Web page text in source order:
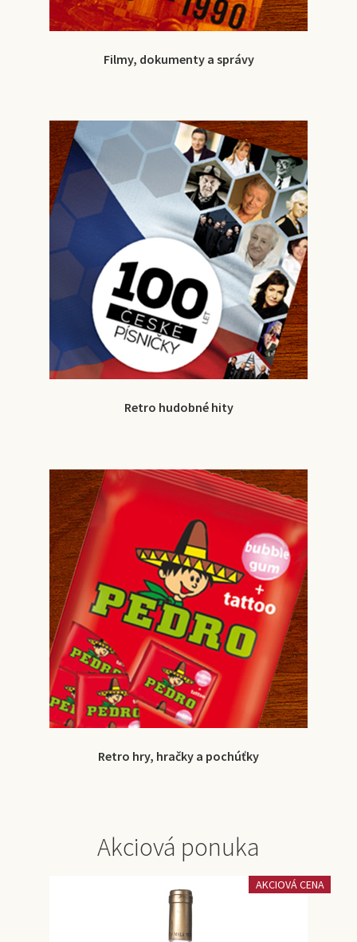
Filmy, dokumenty a správy
Retro hudobné hity
Retro hry, hračky a pochúťky
Akciová ponuka
AKCIOVÁ CENA